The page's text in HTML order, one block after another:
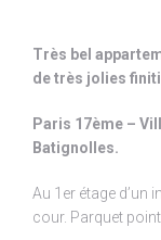
Très bel
de très jolies
Paris 17ème –
Batignolles.
Au 1er étage d’un
cour. Parquet